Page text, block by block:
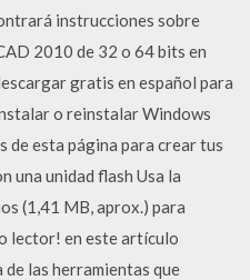
instrucciones sobre
2010 de 32 o 64 bits en
gratis en español para
o reinstalar Windows
de esta página para crear tus
una unidad flash Usa la
(1,41 MB, aprox.) para
lector! en este artículo
las herramientas que